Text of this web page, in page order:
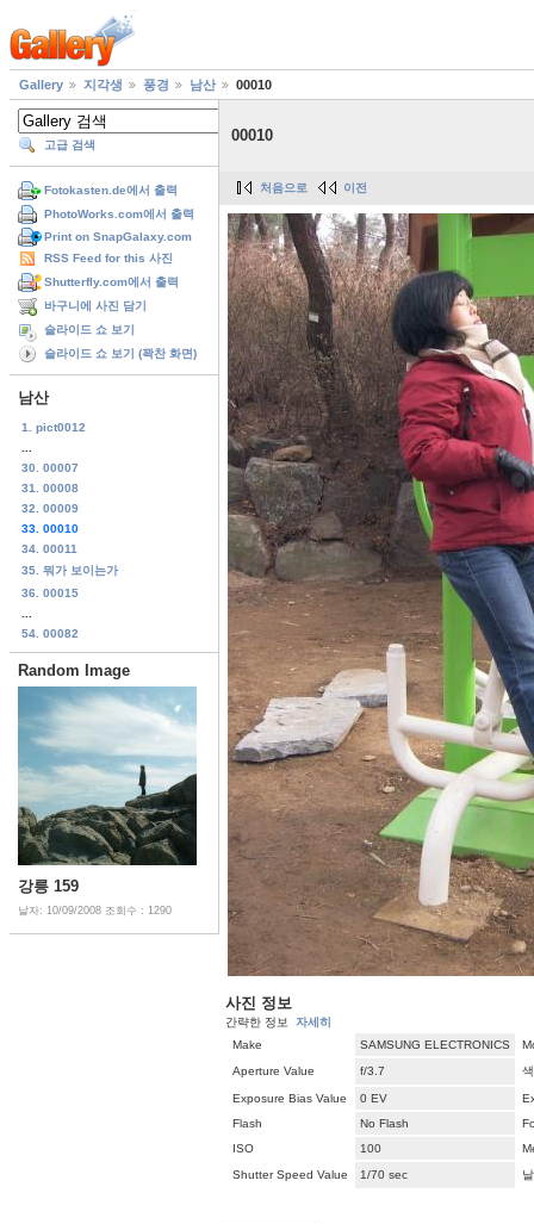
Gallery 지각생 풍경 남산 00010
고급 검색
Fotokasten.de에서 출력
PhotoWorks.com에서 출력
Print on SnapGalaxy.com
RSS Feed for this 사진
Shutterfly.com에서 출력
바구니에 사진 담기
슬라이드 쇼 보기
슬라이드 쇼 보기 (꽉찬 화면)
남산
1. pict0012
30. 00007
31. 00008
32. 00009
33. 00010
34. 00011
35. 뭐가 보이는가
36. 00015
54. 00082
Random Image
강릉 159
날자: 10/09/2008 조회수 : 1290
00010
처음으로 이전
사진 정보
간략한 정보 자세히
Make
SAMSUNG ELECTRONICS
Aperture Value
f/3.7
Exposure Bias Value 0 EV
Flash
No Flash
ISO
100
Shutter Speed Value
1/70 sec